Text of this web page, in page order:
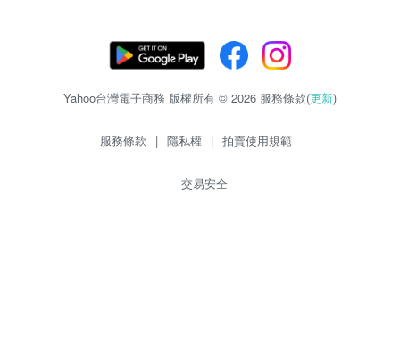
Yahoo台灣電子商務 版權所有 © 2026 服務條款(更新)
服務條款 | 隱私權 | 拍賣使用規範
交易安全